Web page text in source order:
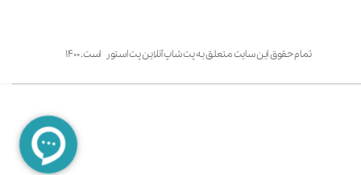
تمام حقوق این سایت متعلق به پت شاپ آنلاین پت استور است. ۱۴۰۰